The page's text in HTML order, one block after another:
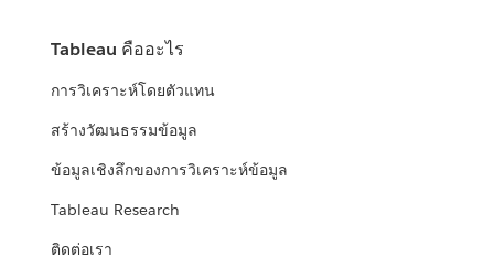
Tableau คืออะไร
การวิเคราะห์โดยตัวแทน
สร้างวัฒนธรรมข้อมูล
ข้อมูลเชิงลึกของการวิเคราะห์ข้อมูล
Tableau Research
ติดต่อเรา